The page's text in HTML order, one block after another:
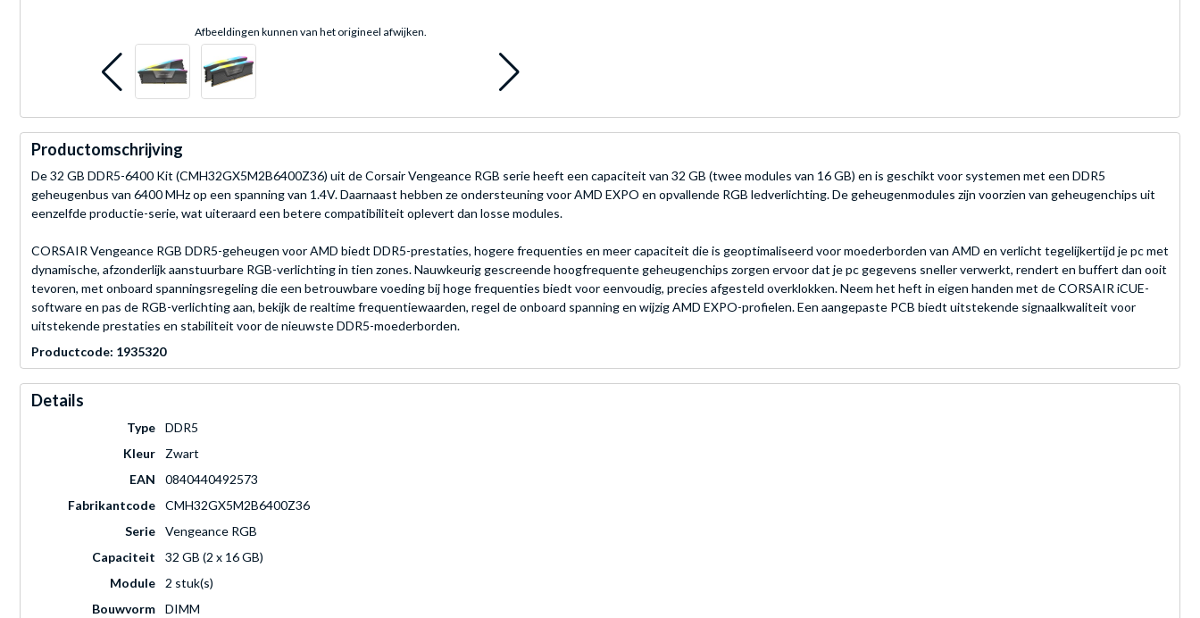
Afbeeldingen kunnen van het origineel afwijken.
Productomschrijving
De 32 GB DDR5-6400 Kit (CMH32GX5M2B6400Z36) uit de Corsair Vengeance RGB serie heeft een capaciteit van 32 GB (twee modules van 16 GB) en is geschikt voor systemen met een DDR5
geheugenbus van 6400 MHz op een spanning van 1.4V. Daarnaast hebben ze ondersteuning voor AMD EXPO en opvallende RGB ledverlichting. De geheugenmodules zijn voorzien van geheugenchips uit
eenzelfde productie-serie, wat uiteraard een betere compatibiliteit oplevert dan losse modules.
CORSAIR Vengeance RGB DDR5-geheugen voor AMD biedt DDR5-prestaties, hogere frequenties en meer capaciteit die is geoptimaliseerd voor moederborden van AMD en verlicht tegelijkertijd je pc met
dynamische, afzonderlijk aanstuurbare RGB-verlichting in tien zones. Nauwkeurig gescreende hoogfrequente geheugenchips zorgen ervoor dat je pc gegevens sneller verwerkt, rendert en buffert dan ooit
tevoren, met onboard spanningsregeling die een betrouwbare voeding bij hoge frequenties biedt voor eenvoudig, precies afgesteld overklokken. Neem het heft in eigen handen met de CORSAIR iCUE-
software en pas de RGB-verlichting aan, bekijk de realtime frequentiewaarden, regel de onboard spanning en wijzig AMD EXPO-profielen. Een aangepaste PCB biedt uitstekende signaalkwaliteit voor
uitstekende prestaties en stabiliteit voor de nieuwste DDR5-moederborden.
Productcode: 1935320
Details
Type
DDR5
Kleur
Zwart
EAN
0840440492573
Fabrikantcode
CMH32GX5M2B6400Z36
Serie
Vengeance RGB
Capaciteit
32 GB (2 x 16 GB)
Module
2 stuk(s)
Bouwvorm
DIMM